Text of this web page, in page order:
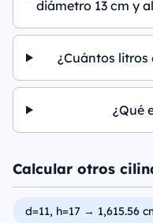
diámetro 13 cm y
¿Cuántos litros
¿Qué
Calcular otros
d=11, h=17 → 1,615.56